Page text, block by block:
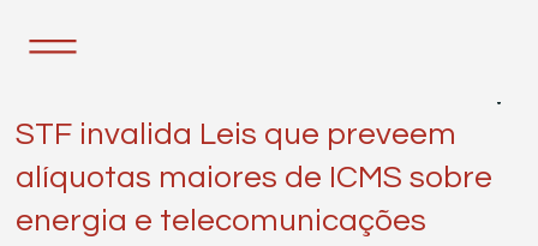
STF invalida Leis que preveem
alíquotas maiores de ICMS sobre
energia e telecomunicações